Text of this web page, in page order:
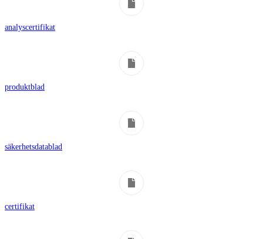
analyscertifikat
produktblad
säkerhetsdatablad
certifikat